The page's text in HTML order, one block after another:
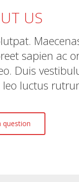
US
sapien ac
Duis
luctus
question